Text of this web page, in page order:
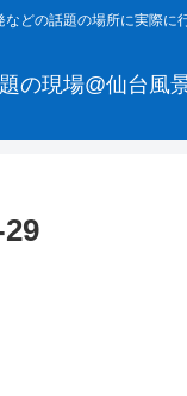
どの話題の場所に実際に
の現場@仙台風